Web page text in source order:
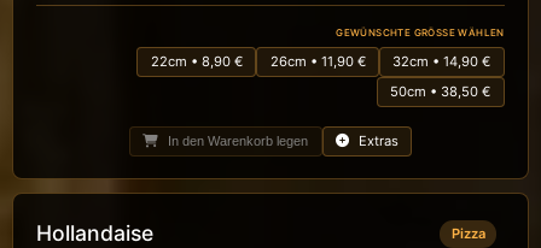
GEWÜNSCHTE GRÖSSE WÄHLEN
22cm • 8,90 € 26cm • 11,90 €
32cm • 14,90 €
50cm • 38,50 €
In den Warenkorb legen Extras
Hollandaise Pizza